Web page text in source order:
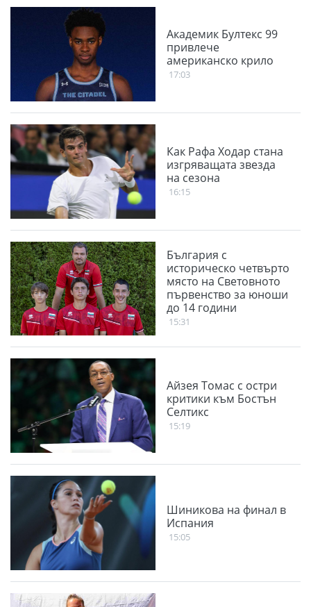
Академик Бултекс 99
привлече
американско крило
17:03
Как Рафа Ходар стана
изгряващата звезда
на сезона
16:15
България с
историческо четвърто
място на Световното
първенство за юноши
до 14 години
15:31
Айзея Томас с остри
критики към Бостън
Селтикс
15:19
Шиникова на финал в
Испания
15:05